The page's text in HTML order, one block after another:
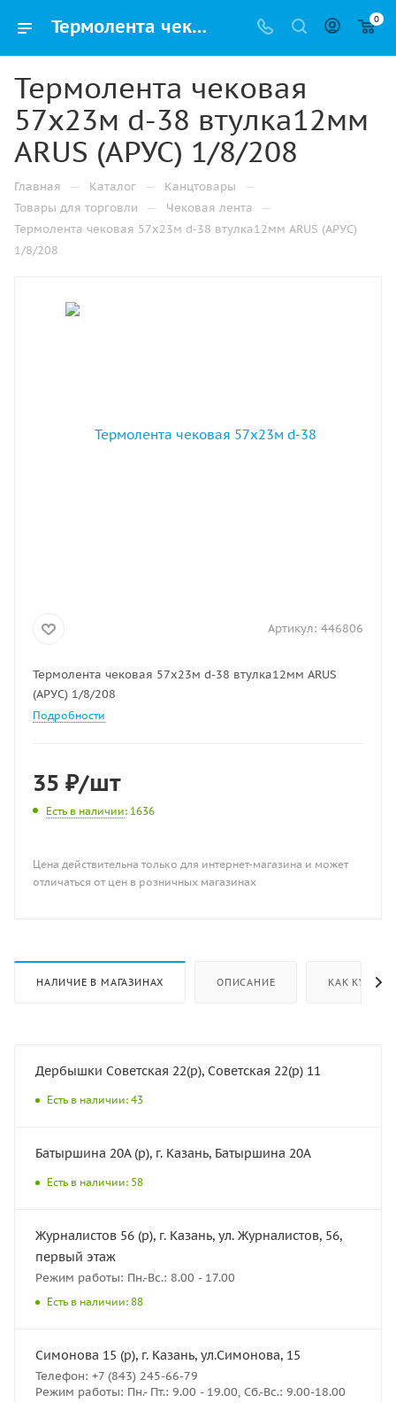
Термолента чековая 57х23м d-38 втулка12мм ARUS (АРУС) 1/8/208 купить оптом и в розницу в Казани 0
Термолента чековая
57х23м d-38 втулка12мм
ARUS (АРУС) 1/8/208
Главная — Каталог — Канцтовары —
Товары для торговли — Чековая лента —
Термолента чековая 57х23м d-38 втулка12мм ARUS (АРУС)
1/8/208
Артикул: 446806
Термолента чековая 57х23м d-38 втулка12мм ARUS
(АРУС) 1/8/208
Подробности
35 ₽/шт
Есть в наличии: 1636
Цена действительна только для интернет-магазина и может
отличаться от цен в розничных магазинах
НАЛИЧИЕ В МАГАЗИНАХ ОПИСАНИЕ КАК КУПИТЬ
Дербышки Советская 22(р), Советская 22(р) 11
Есть в наличии: 43
Батыршина 20А (р), г. Казань, Батыршина 20А
Есть в наличии: 58
Журналистов 56 (р), г. Казань, ул. Журналистов, 56,
первый этаж
Режим работы: Пн.-Вс.: 8.00 - 17.00
Есть в наличии: 88
Симонова 15 (р), г. Казань, ул.Симонова, 15
Телефон: +7 (843) 245-66-79
Режим работы: Пн.- Пт.: 9.00 - 19.00, Сб.-Вс.: 9.00-18.00